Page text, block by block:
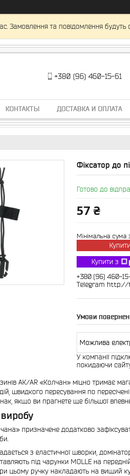
Замовлення та повідомлення
+380 (96) 460-15-61
КОНТАКТЫ ДОСТАВКА И ОПЛАТА
Фіксатор до
Готово до
57 ₴
Мінімальна сума
Купити
Купити з
+380 (96) 460-
Telegram http://
У компанії
покидаючи
АК/AR «Колчан» міцно тримає
швидкого пересування по
якщо ви прагнете ще більшої
призначене додатково
з еластичної шворки,
під чарунки MOLLE на
цьому ручку накладають на вищий